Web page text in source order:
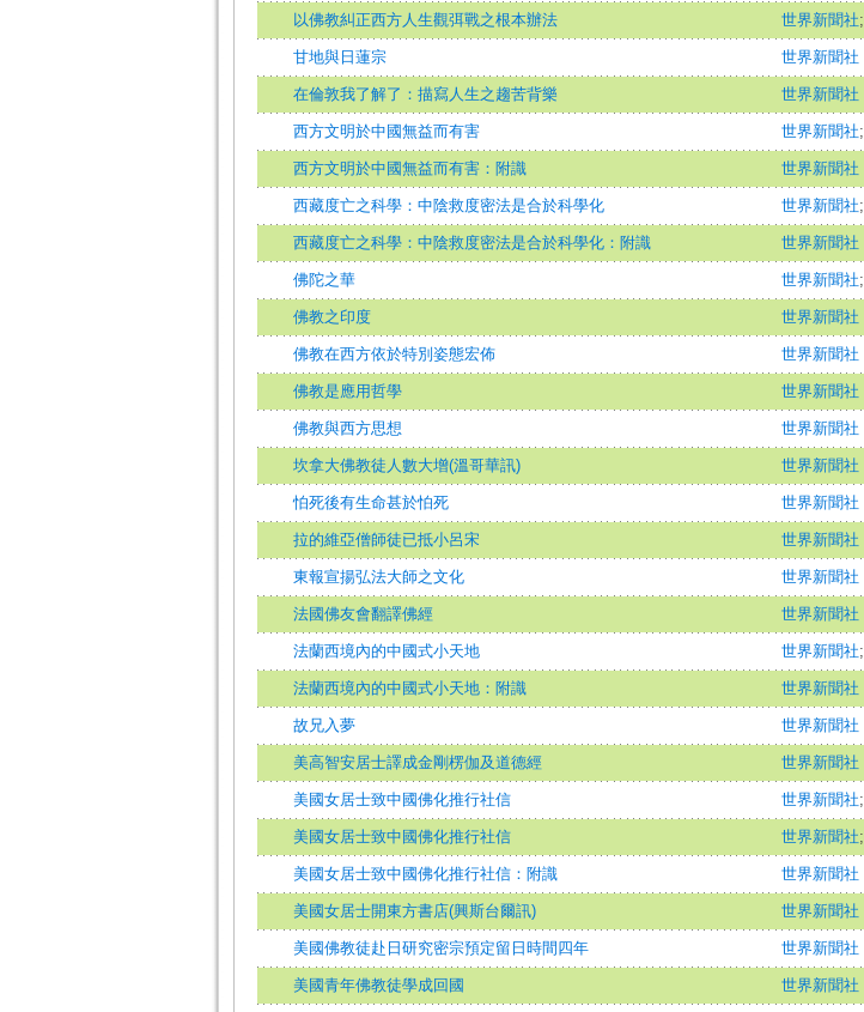
以佛教糾正西方人生觀弭戰之根本辦法 世界新聞社;
甘地與日蓮宗 世界新聞社
在倫敦我了解了：描寫人生之趨苦背樂 世界新聞社
西方文明於中國無益而有害 世界新聞社;
西方文明於中國無益而有害：附識 世界新聞社
西藏度亡之科學：中陰救度密法是合於科學化 世界新聞社;
西藏度亡之科學：中陰救度密法是合於科學化：附識 世界新聞社
佛陀之華 世界新聞社;
佛教之印度 世界新聞社
佛教在西方依於特別姿態宏佈 世界新聞社
佛教是應用哲學 世界新聞社
佛教與西方思想 世界新聞社
坎拿大佛教徒人數大增(溫哥華訊) 世界新聞社
怕死後有生命甚於怕死 世界新聞社
拉的維亞僧師徒已抵小呂宋 世界新聞社
東報宣揚弘法大師之文化 世界新聞社
法國佛友會翻譯佛經 世界新聞社
法蘭西境內的中國式小天地 世界新聞社;
法蘭西境內的中國式小天地：附識 世界新聞社
故兄入夢 世界新聞社
美高智安居士譯成金剛楞伽及道德經 世界新聞社
美國女居士致中國佛化推行社信 世界新聞社;
美國女居士致中國佛化推行社信 世界新聞社;
美國女居士致中國佛化推行社信：附識 世界新聞社
美國女居士開東方書店(興斯台爾訊) 世界新聞社
美國佛教徒赴日研究密宗預定留日時間四年 世界新聞社
美國青年佛教徒學成回國 世界新聞社